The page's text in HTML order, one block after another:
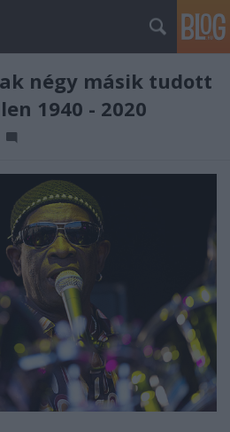
négy másik tudott
1940 - 2020